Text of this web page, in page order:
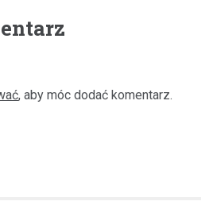
, aby móc dodać komentarz.